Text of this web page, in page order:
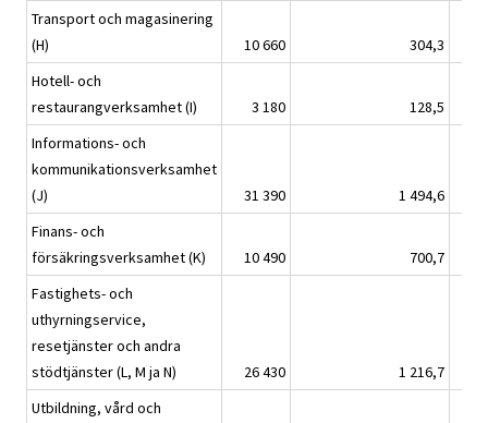
Transport och magasinering
(H)
10 660
304,3
Hotell- och
restaurangverksamhet (I)
3 180
128,5
Informations- och
kommunikationsverksamhet
(J)
31 390
1 494,6
Finans- och
försäkringsverksamhet (K)
10 490
700,7
Fastighets- och
uthyrningservice,
resetjänster och andra
stödtjänster (L, M ja N)
26 430
1 216,7
Utbildning, vård och